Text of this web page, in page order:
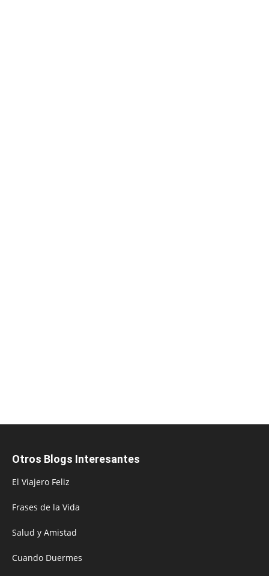
Otros Blogs Interesantes
El Viajero Feliz
Frases de la Vida
Salud y Amistad
Cuando Duermes